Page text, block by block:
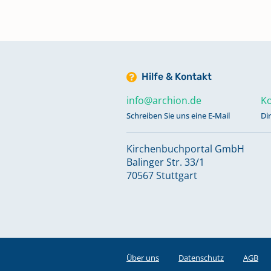
Hilfe & Kontakt
info@archion.de
Schreiben Sie uns eine E-Mail
Kirchenbuchportal GmbH
Balinger Str. 33/1
70567 Stuttgart
Über uns Datenschutz AGB